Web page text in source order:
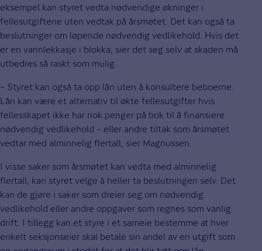
eksempel kan styret vedta nødvendige økninger i
fellesutgiftene uten vedtak på årsmøtet. Det kan også ta
beslutninger om løpende nødvendig vedlikehold. Hvis det
er en vannlekkasje i blokka, sier det seg selv at skaden må
utbedres så raskt som mulig.
– Styret kan også ta opp lån uten å konsultere beboerne.
Lån kan være et alternativ til økte fellesutgifter hvis
fellesskapet ikke har nok penger på bok til å finansiere
nødvendig vedlikehold – eller andre tiltak som årsmøtet
vedtar med alminnelig flertall, sier Magnussen.
I visse saker som årsmøtet kan vedta med alminnelig
flertall, kan styret velge å heller ta beslutningen selv. Det
kan de gjøre i saker som dreier seg om nødvendig
vedlikehold eller andre oppgaver som regnes som vanlig
drift. I tillegg kan et styre i et sameie bestemme at hver
enkelt seksjonseier skal betale sin andel av en utgift som